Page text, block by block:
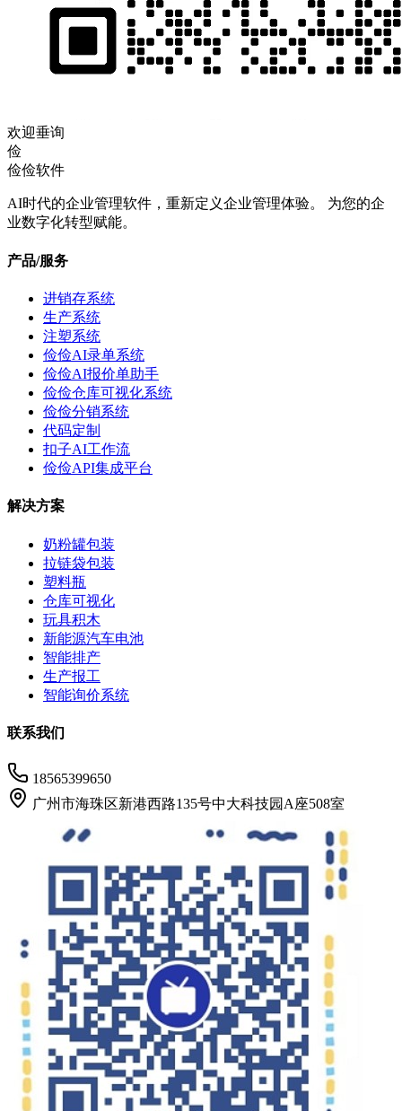
欢迎垂询
俭
俭俭软件
AI时代的企业管理软件，重新定义企业管理体验。 为您的企
业数字化转型赋能。
产品/服务
进销存系统
生产系统
注塑系统
俭俭AI录单系统
俭俭AI报价单助手
俭俭仓库可视化系统
俭俭分销系统
代码定制
扣子AI工作流
俭俭API集成平台
解决方案
奶粉罐包装
拉链袋包装
塑料瓶
仓库可视化
玩具积木
新能源汽车电池
智能排产
生产报工
智能询价系统
联系我们
18565399650
广州市海珠区新港西路135号中大科技园A座508室